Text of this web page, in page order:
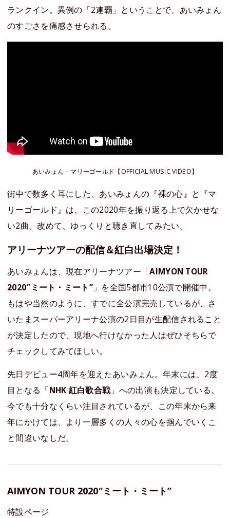
ランクイン。異例の「2連覇」ということで、あいみょん
のすごさを痛感させられる。
あいみょん – マリーゴールド【OFFICIAL MUSIC VIDEO】
街中で数多く耳にした、あいみょんの『裸の心』と『マ
リーゴールド』は、この2020年を振り返る上で欠かせな
い2曲。改めて、ゆっくりと聴き直してみたい。
アリーナツアーの配信＆紅白出場決定！
あいみょんは、現在アリーナツアー「AIMYON TOUR
2020″ミート・ミート” 」を全国5都市10公演で開催中。
もはや当然のように、すでに全公演完売しているが、さ
いたまスーパーアリーナ公演の2日目が生配信されること
が決定したので、現地へ行けなかった人はぜひそちらで
チェックしてみてほしい。
先日デビュー4周年を迎えたあいみょん。年末には、2度
目となる「NHK 紅白歌合戦」への出演も決定している。
今でも十分なくらい注目されているが、この年末から来
年にかけては、より一層多くの人々の心を掴んでいくこ
と間違いなしだ。
AIMYON TOUR 2020″ミート・ミート”
特設ページ